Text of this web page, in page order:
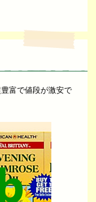
富で値段が激安で